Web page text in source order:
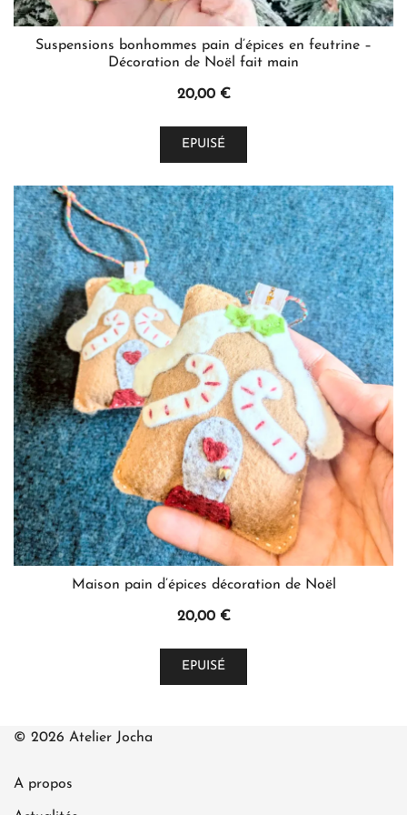
Suspensions bonhommes pain d’épices en feutrine –
Décoration de Noël fait main
20,00 €
EPUISÉ
Ce
plusieurs
variations.
Les
options
peuvent
être
choisies
sur
la
page
du
produit
Maison pain d’épices décoration de Noël
20,00 €
EPUISÉ
© 2026 Atelier Jocha
A propos